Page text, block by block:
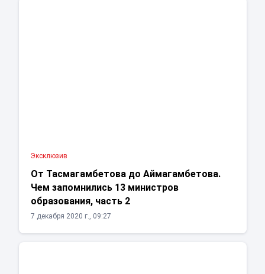
Эксклюзив
От Тасмагамбетова до Аймагамбетова.
Чем запомнились 13 министров
образования, часть 2
7 декабря 2020 г., 09:27